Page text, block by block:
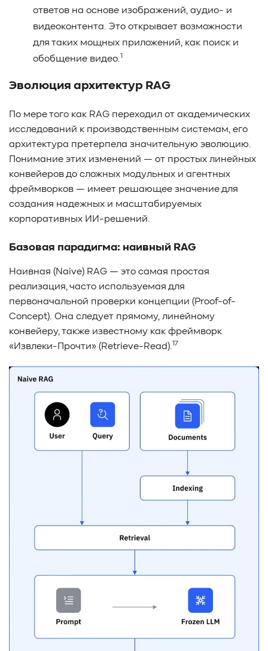
ответов на основе изображений, аудио- и
видеоконтента. Это открывает возможности
для таких мощных приложений, как поиск и
обобщение видео.1
Эволюция архитектур RAG
По мере того как RAG переходил от академических
исследований к производственным системам, его
архитектура претерпела значительную эволюцию.
Понимание этих изменений — от простых линейных
конвейеров до сложных модульных и агентных
фреймворков — имеет решающее значение для
создания надежных и масштабируемых
корпоративных ИИ-решений.
Базовая парадигма: наивный RAG
Наивная (Naive) RAG — это самая простая
реализация, часто используемая для
первоначальной проверки концепции (Proof-of-
Concept). Она следует прямому, линейному
конвейеру, также известному как фреймворк
«Извлеки-Прочти» (Retrieve-Read).17